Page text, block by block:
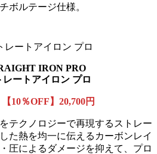
ボルテージ仕様。
IRON PRO
レートアイロン プロ
10％OFF】20,700円
テクノロジーで再現するストレー
た熱を均一に伝えるカーボンレイ
圧によるダメージを抑えて、プロ